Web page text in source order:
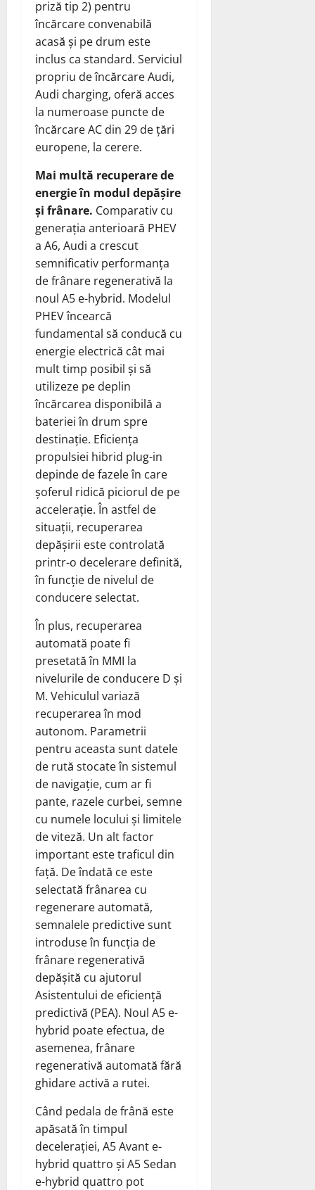
priză tip 2) pentru
încărcare convenabilă
acasă și pe drum este
inclus ca standard. Serviciul
propriu de încărcare Audi,
Audi charging, oferă acces
la numeroase puncte de
încărcare AC din 29 de țări
europene, la cerere.
Mai multă recuperare de
energie în modul depășire
și frânare. Comparativ cu
generația anterioară PHEV
a A6, Audi a crescut
semnificativ performanța
de frânare regenerativă la
noul A5 e-hybrid. Modelul
PHEV încearcă
fundamental să conducă cu
energie electrică cât mai
mult timp posibil și să
utilizeze pe deplin
încărcarea disponibilă a
bateriei în drum spre
destinație. Eficiența
propulsiei hibrid plug-in
depinde de fazele în care
șoferul ridică piciorul de pe
accelerație. În astfel de
situații, recuperarea
depășirii este controlată
printr-o decelerare definită,
în funcție de nivelul de
conducere selectat.
În plus, recuperarea
automată poate fi
presetată în MMI la
nivelurile de conducere D și
M. Vehiculul variază
recuperarea în mod
autonom. Parametrii
pentru aceasta sunt datele
de rută stocate în sistemul
de navigație, cum ar fi
pante, razele curbei, semne
cu numele locului și limitele
de viteză. Un alt factor
important este traficul din
față. De îndată ce este
selectată frânarea cu
regenerare automată,
semnalele predictive sunt
introduse în funcția de
frânare regenerativă
depășită cu ajutorul
Asistentului de eficiență
predictivă (PEA). Noul A5 e-
hybrid poate efectua, de
asemenea, frânare
regenerativă automată fără
ghidare activă a rutei.
Când pedala de frână este
apăsată în timpul
decelerației, A5 Avant e-
hybrid quattro și A5 Sedan
e-hybrid quattro pot